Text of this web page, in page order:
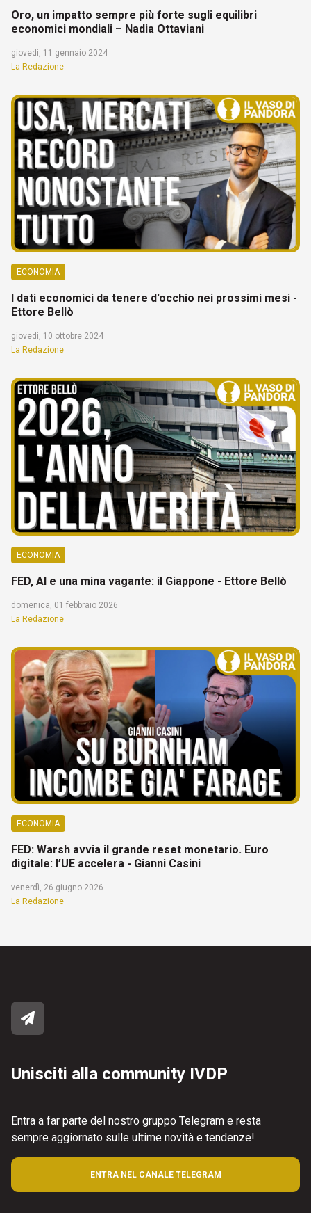
Oro, un impatto sempre più forte sugli equilibri
economici mondiali – Nadia Ottaviani
giovedì, 11 gennaio 2024
La Redazione
ECONOMIA
I dati economici da tenere d'occhio nei prossimi mesi -
Ettore Bellò
giovedì, 10 ottobre 2024
La Redazione
ECONOMIA
FED, AI e una mina vagante: il Giappone - Ettore Bellò
domenica, 01 febbraio 2026
La Redazione
ECONOMIA
FED: Warsh avvia il grande reset monetario. Euro
digitale: l’UE accelera - Gianni Casini
venerdì, 26 giugno 2026
La Redazione
Unisciti alla community IVDP
Entra a far parte del nostro gruppo Telegram e resta
sempre aggiornato sulle ultime novità e tendenze!
ENTRA NEL CANALE TELEGRAM